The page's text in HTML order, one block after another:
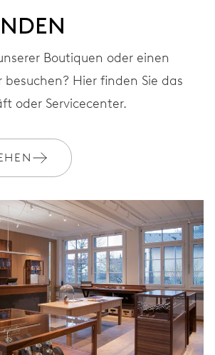
Boutiquen oder einen
besuchen? Hier finden Sie das
oder Servicecenter.